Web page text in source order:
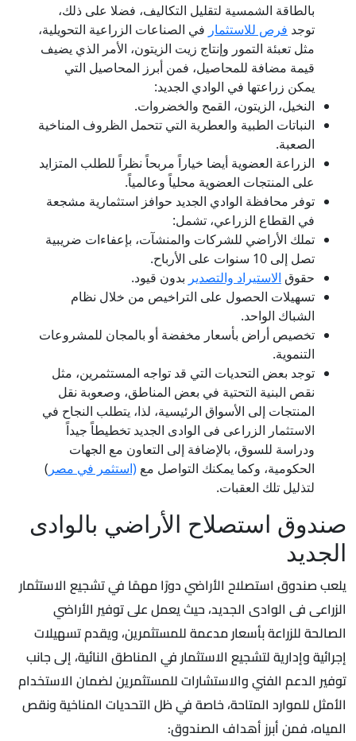
بالطاقة الشمسية لتقليل التكاليف، فضلا على ذلك،
توجد فرص للاستثمار في الصناعات الزراعية التحويلية،
مثل تعبئة التمور وإنتاج زيت الزيتون، الأمر الذي يضيف
قيمة مضافة للمحاصيل، فمن أبرز المحاصيل التي
يمكن زراعتها في الوادي الجديد:
النخيل، الزيتون، القمح والخضروات.
النباتات الطبية والعطرية التي تتحمل الظروف المناخية
الصعبة.
الزراعة العضوية أيضا خياراً مربحاً نظراً للطلب المتزايد
على المنتجات العضوية محلياً وعالمياً.
توفر محافظة الوادي الجديد حوافز استثمارية مشجعة
في القطاع الزراعي، تشمل:
تملك الأراضي للشركات والمنشآت، بإعفاءات ضريبية
تصل إلى 10 سنوات على الأرباح.
حقوق الاستيراد والتصدير بدون قيود.
تسهيلات الحصول على التراخيص من خلال نظام
الشباك الواحد.
تخصيص أراض بأسعار مخفضة أو بالمجان للمشروعات
التنموية.
توجد بعض التحديات التي قد تواجه المستثمرين، مثل
نقص البنية التحتية في بعض المناطق، وصعوبة نقل
المنتجات إلى الأسواق الرئيسية، لذا، يتطلب النجاح في
الاستثمار الزراعى فى الوادى الجديد تخطيطاً جيداً
ودراسة للسوق، بالإضافة إلى التعاون مع الجهات
الحكومية، وكما يمكنك التواصل مع (استثمر في مصر )
لتذليل تلك العقبات.
صندوق استصلاح الأراضي بالوادى
الجديد
يلعب صندوق استصلاح الأراضي دورًا مهمًا في تشجيع الاستثمار
الزراعى فى الوادى الجديد، حيث يعمل على توفير الأراضي
الصالحة للزراعة بأسعار مدعمة للمستثمرين، ويقدم تسهيلات
إجرائية وإدارية لتشجيع الاستثمار في المناطق النائية، إلى جانب
توفير الدعم الفني والاستشارات للمستثمرين لضمان الاستخدام
الأمثل للموارد المتاحة، خاصة في ظل التحديات المناخية ونقص
المياه، فمن أبرز أهداف الصندوق: